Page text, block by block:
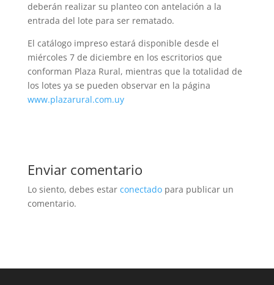
deberán realizar su planteo con antelación a la
entrada del lote para ser rematado.
El catálogo impreso estará disponible desde el
miércoles 7 de diciembre en los escritorios que
conforman Plaza Rural, mientras que la totalidad de
los lotes ya se pueden observar en la página
www.plazarural.com.uy
Enviar comentario
Lo siento, debes estar conectadopara publicar un
comentario.